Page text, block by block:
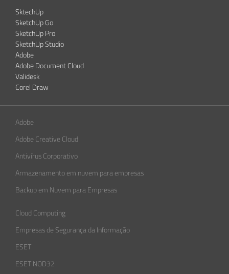
SktechUp
SketchUp Go
SketchUp Pro
SketchUp Studio
Adobe
Adobe Document Cloud
Validesk
Corel Draw
Adobe
Adobe Creative Cloud
Antivírus Corporativo
Armazenamento em nuvem para empresas
Backup em Nuvem para Empresas
Cloud Computing
Empresas de Segurança da Informação​
ESET
ESET NOD32